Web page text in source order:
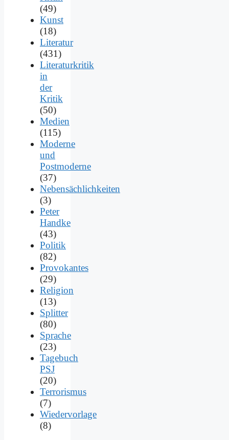
(49)
Kunst
(18)
Literatur
(431)
Literaturkritik
in
der
Kritik
(50)
Medien
(115)
Moderne
und
Postmoderne
(37)
Nebensächlichkeiten
(3)
Peter
Handke
(43)
Politik
(82)
Provokantes
(29)
Religion
(13)
Splitter
(80)
Sprache
(23)
Tagebuch
PSJ
(20)
Terrorismus
(7)
Wiedervorlage
(8)